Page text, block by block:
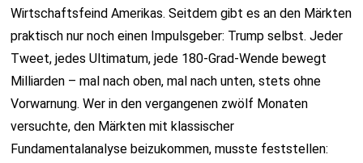
Wirtschaftsfeind Amerikas. Seitdem gibt es an den Märkten
praktisch nur noch einen Impulsgeber: Trump selbst. Jeder
Tweet, jedes Ultimatum, jede 180-Grad-Wende bewegt
Milliarden – mal nach oben, mal nach unten, stets ohne
Vorwarnung. Wer in den vergangenen zwölf Monaten
versuchte, den Märkten mit klassischer
Fundamentalanalyse beizukommen, musste feststellen: